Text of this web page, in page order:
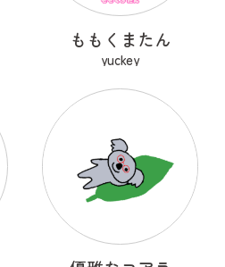
ももくまたん
yuckey